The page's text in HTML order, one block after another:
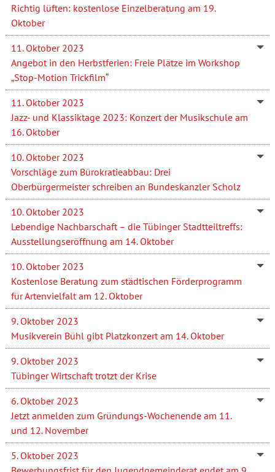
Richtig lüften: kostenlose Einzelberatung am 19.
Oktober
11. Oktober 2023
Angebot in den Herbstferien: Freie Plätze im Workshop
„Stop-Motion Trickfilm“
11. Oktober 2023
Jazz- und Klassiktage 2023: Konzert der Musikschule am
16. Oktober
10. Oktober 2023
Vorschläge zum Bürokratieabbau: Drei
Oberbürgermeister schreiben an Bundeskanzler Scholz
10. Oktober 2023
Lebendige Nachbarschaft – die Tübinger Stadtteiltreffs:
Ausstellungseröffnung am 14. Oktober
10. Oktober 2023
Kostenlose Beratung zum städtischen Förderprogramm
für Artenvielfalt am 12. Oktober
9. Oktober 2023
Musikverein Bühl gibt Platzkonzert am 14. Oktober
9. Oktober 2023
Tübinger Wirtschaft trotzt der Krise
6. Oktober 2023
Jetzt anmelden zum Gründungs-Wochenende am 11.
und 12. November
5. Oktober 2023